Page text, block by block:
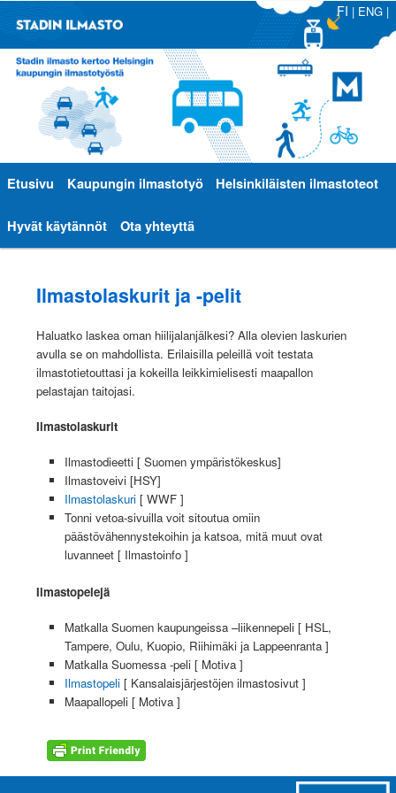
FI | ENG|
Päävalikko
Siirry
sisältöön
Siirry
toissijaiseen
Etusivu Kaupungin ilmastotyö Helsinkiläisten ilmastoteot
Hyvät käytännöt Ota yhteyttä
Ilmastolaskurit ja -pelit
Haluatko laskea oman hiilijalanjälkesi? Alla olevien laskurien
avulla se on mahdollista. Erilaisilla peleillä voit testata
ilmastotietouttasi ja kokeilla leikkimielisesti maapallon
pelastajan taitojasi.
Ilmastolaskurit
Ilmastodieetti [ Suomen ympäristökeskus]
Ilmastoveivi [HSY]
Ilmastolaskuri [ WWF ]
Tonni vetoa-sivuilla voit sitoutua omiin
päästövähennystekoihin ja katsoa, mitä muut ovat
luvanneet [ Ilmastoinfo ]
Ilmastopelejä
Matkalla Suomen kaupungeissa –liikennepeli [ HSL,
Tampere, Oulu, Kuopio, Riihimäki ja Lappeenranta ]
Matkalla Suomessa -peli [ Motiva ]
Ilmastopeli [ Kansalaisjärjestöjen ilmastosivut ]
Maapallopeli [ Motiva ]